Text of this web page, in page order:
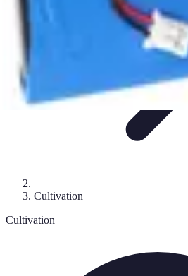
Cultivation
Cultivation